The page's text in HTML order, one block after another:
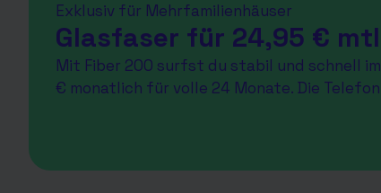
Exklusiv für Mehrfamilienhäuser
Glasfaser für 24,95 €
Mit Fiber 200 surfst du stabil und schnell
€ monatlich für volle 24 Monate. Die